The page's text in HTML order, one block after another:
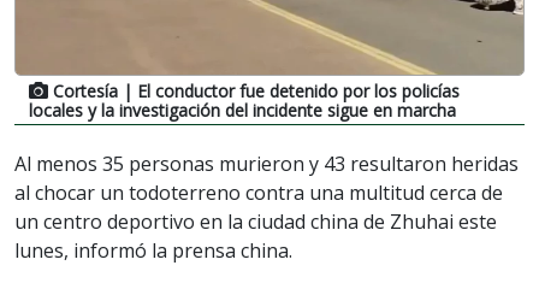
Cortesía | El conductor fue detenido por los policías
locales y la investigación del incidente sigue en marcha
Al menos 35 personas murieron y 43 resultaron heridas
al chocar un todoterreno contra una multitud cerca de
un centro deportivo en la ciudad china de Zhuhai este
lunes, informó la prensa china.